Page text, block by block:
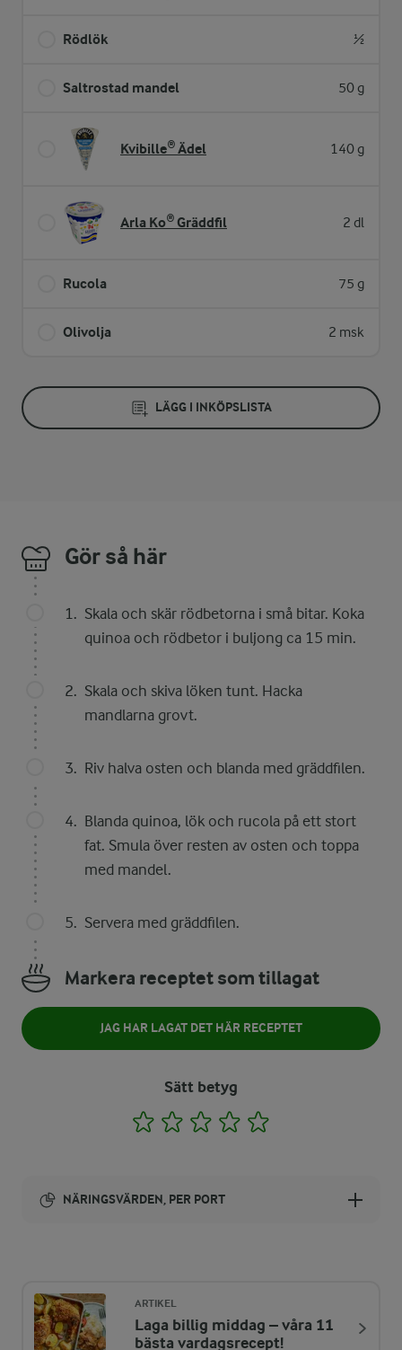
Rödlök ½
Saltrostad mandel 50 g
Kvibille® Ädel 140 g
Arla Ko® Gräddfil 2 dl
Rucola 75 g
Olivolja 2 msk
LÄGG I INKÖPSLISTA
Gör så här
Skala och skär rödbetorna i små bitar. Koka
quinoa och rödbetor i buljong ca 15 min.
Skala och skiva löken tunt. Hacka
mandlarna grovt.
Riv halva osten och blanda med gräddfilen.
Blanda quinoa, lök och rucola på ett stort
fat. Smula över resten av osten och toppa
med mandel.
Servera med gräddfilen.
Markera receptet som tillagat
JAG HAR LAGAT DET HÄR RECEPTET
Sätt betyg
1 2 3 4
NÄRINGSVÄRDEN, PER PORT
ENERGIDISTRIBUTION %
NÄRINGSVÄRDEN PER PORT
ARTIKEL
Laga billig middag – våra 11
bästa vardagsrecept!